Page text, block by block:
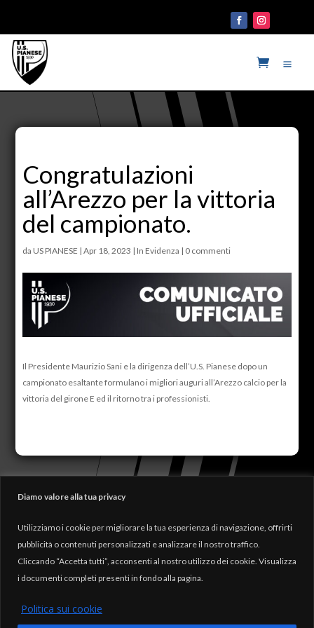
Diamo valore alla tua privacy
Utilizziamo i cookie per migliorare la tua esperienza di navigazione, offrirti
pubblicità o contenuti personalizzati e analizzare il nostro traffico.
Cliccando “Accetta tutti”, acconsenti al nostro utilizzo dei cookie. Visualizza
i documenti completi presenti in fondo alla pagina.
Politica sui cookie
Congratulazioni
all’Arezzo per la vittoria
del campionato.
da US PIANESE |Apr 18, 2023 | In Evidenza | 0 commenti
Il Presidente Maurizio Sani e la dirigenza dell’U.S. Pianese dopo un
campionato esaltante formulano i migliori auguri all’Arezzo calcio per la
vittoria del girone E ed il ritorno tra i professionisti.